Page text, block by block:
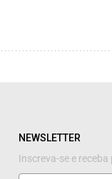
NEWSLETTER
Inscreva-se e